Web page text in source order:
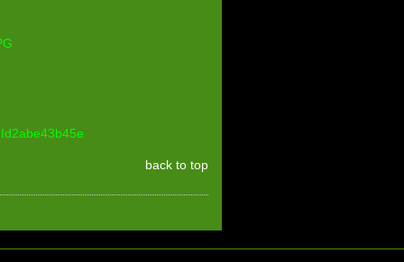
back to top